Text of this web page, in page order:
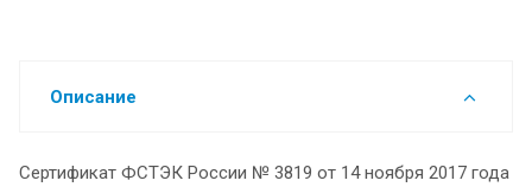
Описание
Сертификат ФСТЭК России № 3819 от 14 ноября 2017 года